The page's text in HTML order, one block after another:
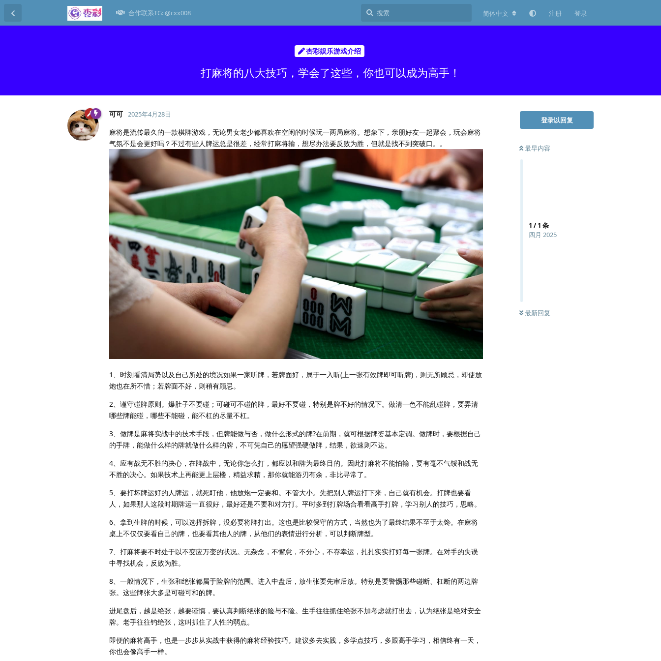
合作联系TG: @cxx008 简体中文 注册 登录
杏彩娱乐游戏介绍
打麻将的八大技巧，学会了这些，你也可以成为高手！
登录以回复
最早内容
1 /1 条
四月 2025
最新回复
可可 2025年4月28日
麻将是流传最久的一款棋牌游戏，无论男女老少都喜欢在空闲的时候玩一两局麻将。想象下，亲朋好友一起聚会，玩会麻将
气氛不是会更好吗？不过有些人牌运总是很差，经常打麻将输，想尽办法要反败为胜，但就是找不到突破口。。
1、时刻看清局势以及自己所处的境况如果一家听牌，若牌面好，属于一入听(上一张有效牌即可听牌)，则无所顾忌，即使放
炮也在所不惜；若牌面不好，则稍有顾忌。
2、谨守碰牌原则。爆肚子不要碰；可碰可不碰的牌，最好不要碰，特别是牌不好的情况下。做清一色不能乱碰牌，要弄清
哪些牌能碰，哪些不能碰，能不杠的尽量不杠。
3、做牌是麻将实战中的技术手段，但牌能做与否，做什么形式的牌?在前期，就可根据牌姿基本定调。做牌时，要根据自己
的手牌，能做什么样的牌就做什么样的牌，不可凭自己的愿望强硬做牌，结果，欲速则不达。
4、应有战无不胜的决心，在牌战中，无论你怎么打，都应以和牌为最终目的。因此打麻将不能怕输，要有毫不气馁和战无
不胜的决心。如果技术上再能更上层楼，精益求精，那你就能游刃有余，非比寻常了。
5、要打坏牌运好的人牌运，就死盯他，他放炮一定要和。不管大小。先把别人牌运打下来，自己就有机会。打牌也要看
人，如果那人这段时期牌运一直很好，最好还是不要和对方打。平时多到打牌场合看看高手打牌，学习别人的技巧，思略。
6、拿到生牌的时候，可以选择拆牌，没必要将牌打出。这也是比较保守的方式，当然也为了最终结果不至于太馋。在麻将
桌上不仅仅要看自己的牌，也要看其他人的牌，从他们的表情进行分析，可以判断牌型。
7、打麻将要不时处于以不变应万变的状况。无杂念，不懈怠，不分心，不存幸运，扎扎实实打好每一张牌。在对手的失误
中寻找机会，反败为胜。
8、一般情况下，生张和绝张都属于险牌的范围。进入中盘后，放生张要先审后放。特别是要警惕那些碰断、杠断的两边牌
张。这些牌张大多是可碰可和的牌。
进尾盘后，越是绝张，越要谨慎，要认真判断绝张的险与不险。生手往往抓住绝张不加考虑就打出去，认为绝张是绝对安全
牌。老手往往钓绝张，这叫抓住了人性的弱点。
即便的麻将高手，也是一步步从实战中获得的麻将经验技巧。建议多去实践，多学点技巧，多跟高手学习，相信终有一天，
你也会像高手一样。